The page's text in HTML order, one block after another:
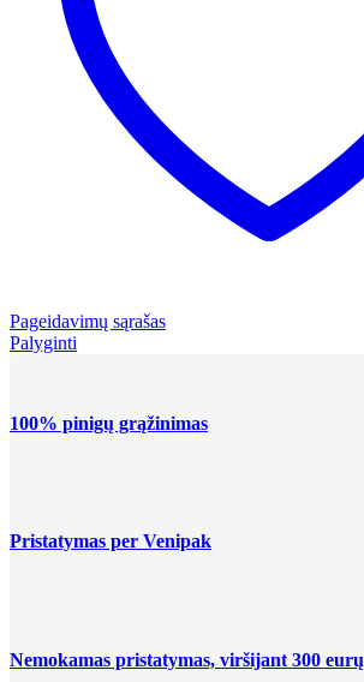
Pageidavimų sąrašas
Palyginti
100% pinigų grąžinimas
Pristatymas per Venipak
Nemokamas pristatymas, viršijant 300 eurų